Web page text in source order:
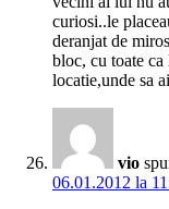
curiosi..le
deranjat de
bloc, cu toate ca
locatie,unde sa
vio
06.01.2012 la